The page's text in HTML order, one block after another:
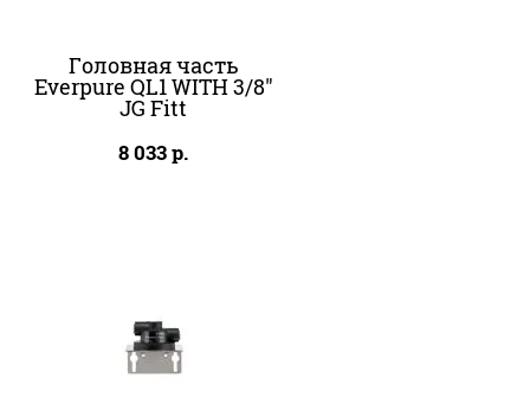
Головная часть
Everpure QL1 WITH 3/8"
JG Fitt
8 033р.